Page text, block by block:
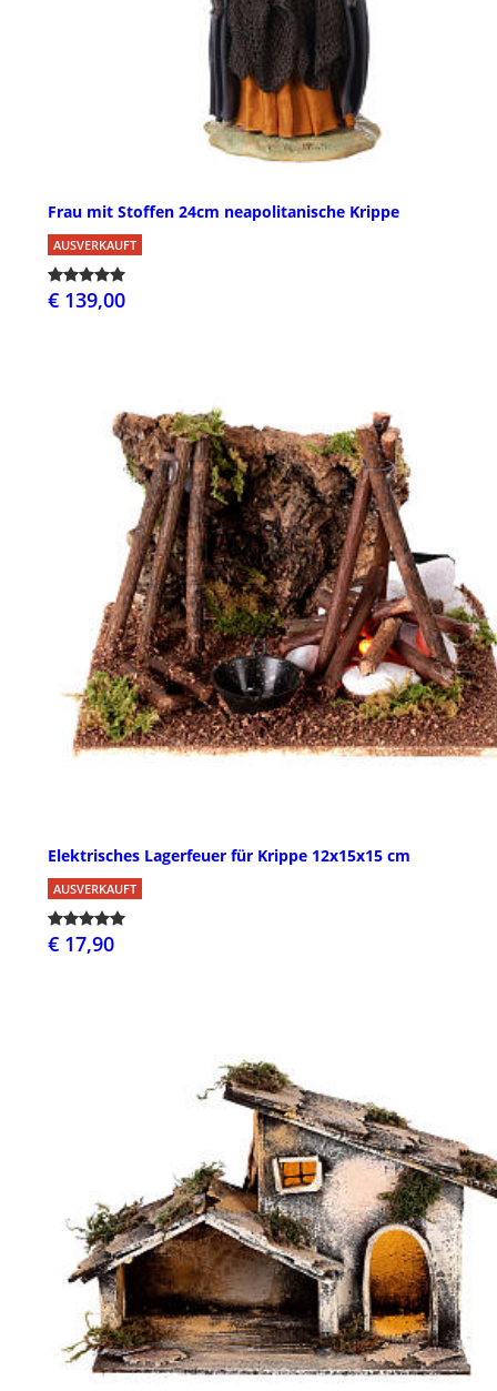
Frau mit Stoffen 24cm neapolitanische Krippe
AUSVERKAUFT
€ 139,00
Elektrisches Lagerfeuer für Krippe 12x15x15 cm
AUSVERKAUFT
€ 17,90